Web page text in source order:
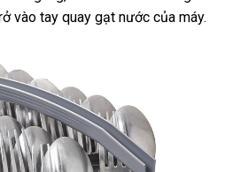
vào tay quay gạt nước của máy.